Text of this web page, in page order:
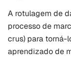
A rotulagem de
processo de
crus) para torná-
aprendizado de